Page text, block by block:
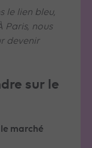
le lien bleu,
Paris, nous
devenir
sur le
marché